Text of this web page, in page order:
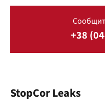
+38
StopCor Leaks